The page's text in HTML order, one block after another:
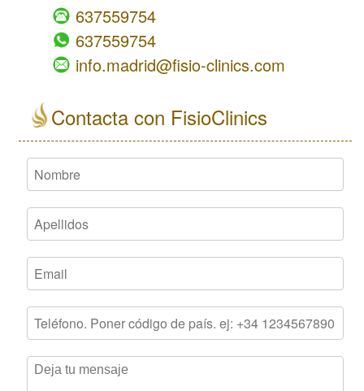
637559754
637559754
info.madrid@fisio-clinics.com
Contacta con FisioClinics